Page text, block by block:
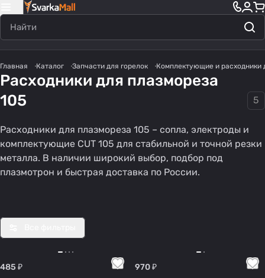
Главная Каталог Запчасти для горелок Комплектующие и расходники
Расходники для плазмореза
105
5
Расходники для плазмореза 105 – сопла, электроды и
комплектующие CUT 105 для стабильной и точной резки
металла. В наличии широкий выбор, подбор под
плазмотрон и быстрая доставка по России.
Насад
ка
защит
165
товаров
Дифф
узоры
(CUT)
75
товаров
Катод
ы
(CUT)
76
Проч
ее
(CUT
93
Сопла
485 ₽
970 ₽